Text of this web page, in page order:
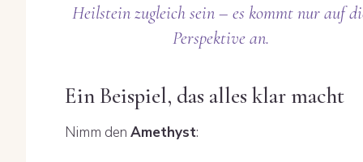
Heilstein zugleich sein – es kommt nur auf
Perspektive an.
Ein Beispiel, das alles klar macht
Nimm den Amethyst: